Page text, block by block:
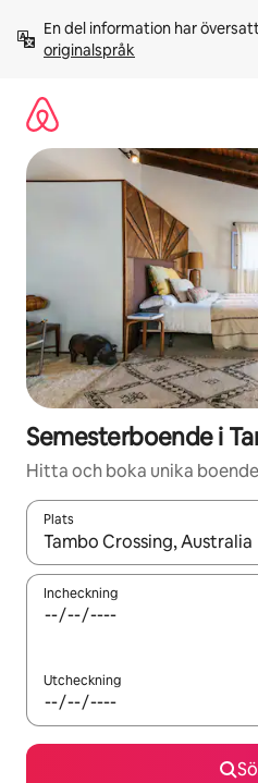
innehåll
En del information har
originalspråk
Semesterboende i
Hitta och boka unika
Plats
När resultaten är tillgängliga
Incheckning
Utcheckning